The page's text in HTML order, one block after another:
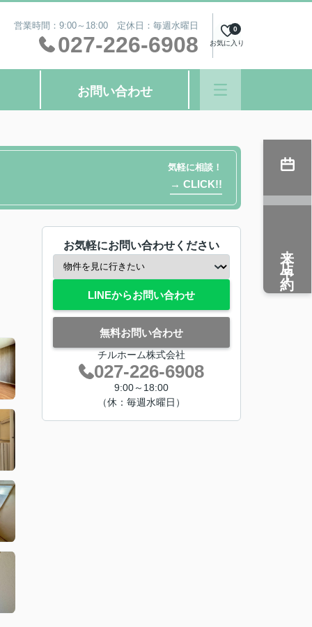
営業時間：9:00～18:00 定休日：毎週水曜日
027-226-6908 お気に入り
0
お問い合わせ
気軽に相談！
→ CLICK!!
お気軽にお問い合わせください
LINEからお問い合わせ
無料お問い合わせ
チルホーム株式会社
027-226-6908
9:00～18:00
（休：毎週水曜日）
来店予約